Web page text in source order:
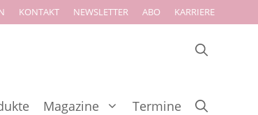
KONTAKT NEWSLETTER ABO KARRIERE
Magazine Termine